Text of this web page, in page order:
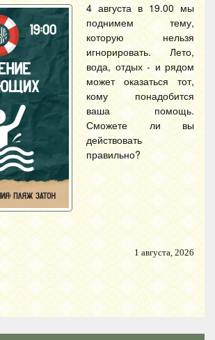
4 августа в 19.00 мы
поднимем тему,
которую нельзя
игнорировать. Лето,
вода, отдых - и рядом
может оказаться тот,
кому понадобится
ваша помощь.
Сможете ли вы
действовать
правильно?
1 августа, 2026